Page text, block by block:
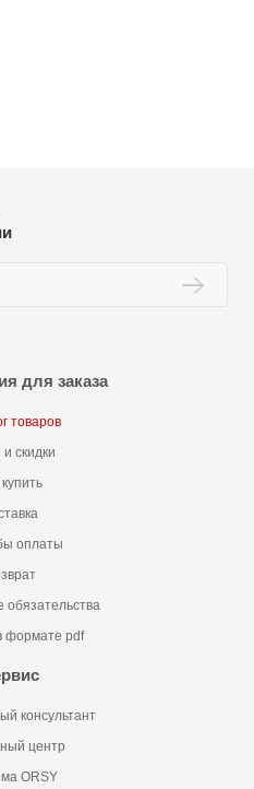
для заказа
товаров
скидки
купить
оплаты
обязательства
формате pdf
консультант
центр
ORSY